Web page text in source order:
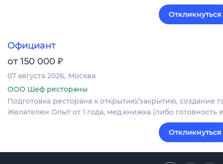
Откликнуться
Официант
от 150 000 ₽
07 августа 2026 Москва
ООО Шеф рестораны
Подготовка ресторана к открытию/закрытию, создание
Желателен Опыт от 1 года, мед.книжка (либо готовность
Откликнуться